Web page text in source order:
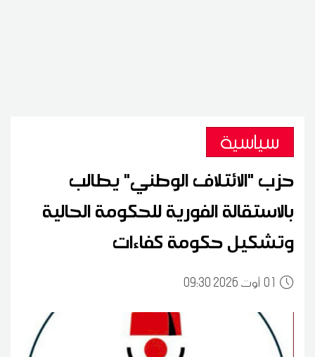
سياسية
حزب "الائتلاف الوطني" يطالب
بالاستقالة الفورية للحكومة الحالية
وتشكيل حكومة كفاءات
0109:30 2026 أوت